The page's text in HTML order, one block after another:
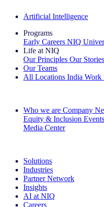
Artificial Intelligence
Programs
Early Careers NIQ
Life at NIQ
Our Principles Our Stories
Our Teams
All Locations India Work
Who we are Company
Equity & Inclusion Events
Media Center
Solutions
Industries
Partner Network
Insights
AI at NIQ
Careers